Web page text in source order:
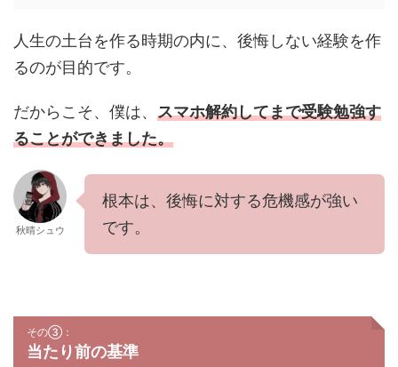
人生の土台を作る時期の内に、後悔しない経験を作
るのが目的です。
だからこそ、僕は、 スマホ解約してまで受験勉強す
ることができました。
秋晴シュウ
根本は、後悔に対する危機感が強い
です。
その③：
当たり前の基準